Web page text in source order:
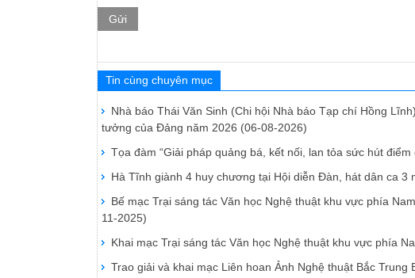
Gửi
Tin cùng chuyên mục
Nhà báo Thái Văn Sinh (Chi hội Nhà báo Tạp chí Hồng
tưởng của Đảng năm 2026 (06-08-2026)
Tọa đàm “Giải pháp quảng bá, kết nối, lan tỏa sức hút điểm
Hà Tĩnh giành 4 huy chương tại Hội diễn Đàn, hát dân ca 3
Bế mạc Trại sáng tác Văn học Nghệ thuật khu vực phía
11-2025)
Khai mạc Trại sáng tác Văn học Nghệ thuật khu vực phía
Trao giải và khai mạc Liên hoan Ảnh Nghệ thuật Bắc Trung